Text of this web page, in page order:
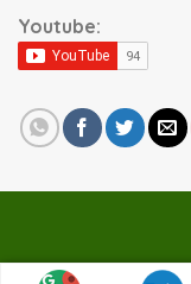
Youtube:
Bản quyền 2026 ©